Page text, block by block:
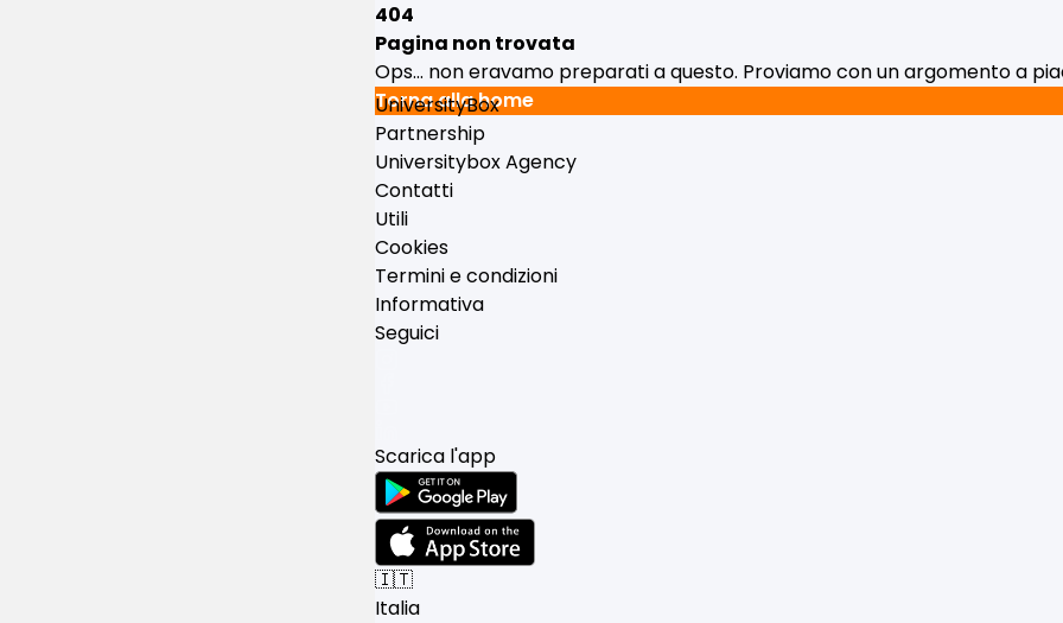
404
Pagina non trovata
Ops... non eravamo preparati a questo. Proviamo con un argomento a
Torna alla home
UniversityBox
Partnership
Universitybox Agency
Contatti
Utili
Cookies
Termini e condizioni
Informativa
Seguici
Scarica l'app
🇮🇹
Italia